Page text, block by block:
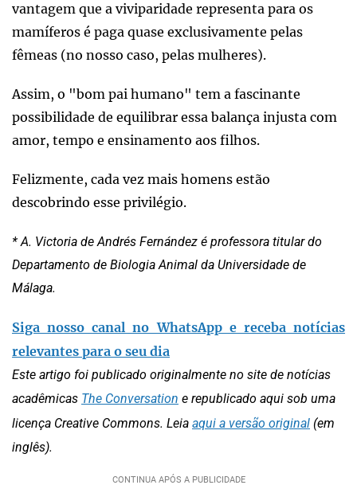
vantagem que a viviparidade representa para os
mamíferos é paga quase exclusivamente pelas
fêmeas (no nosso caso, pelas mulheres).
Assim, o "bom pai humano" tem a fascinante
possibilidade de equilibrar essa balança injusta com
amor, tempo e ensinamento aos filhos.
Felizmente, cada vez mais homens estão
descobrindo esse privilégio.
* A. Victoria de Andrés Fernández é professora titular do
Departamento de Biologia Animal da Universidade de
Málaga.
Siga nosso canal no WhatsApp e receba notícias
relevantes para o seu dia
Este artigo foi publicado originalmente no site de notícias
acadêmicas The Conversation e republicado aqui sob uma
licença Creative Commons. Leia aqui a versão original (em
inglês).